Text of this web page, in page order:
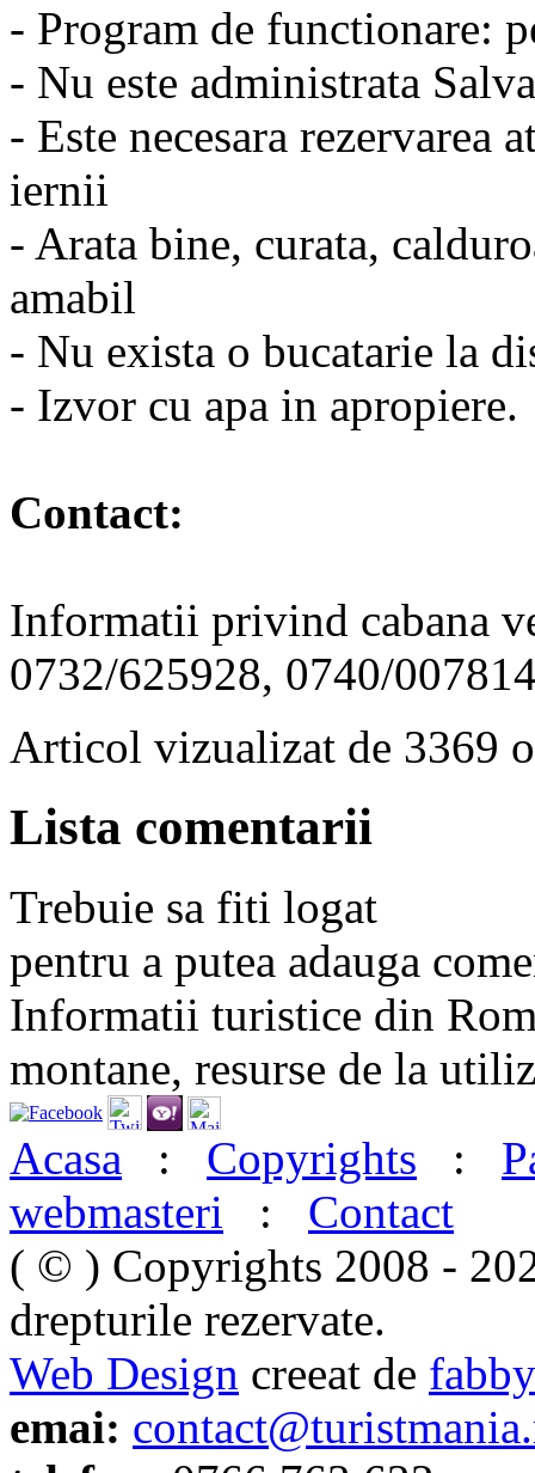
- Program de functionare:
- Nu este administrata
- Este necesara
iernii
- Arata bine, curata,
amabil
- Nu exista o bucatarie la
- Izvor cu apa in apropiere.
Contact:
Informatii privind cabana
0732/625928, 0740/
Articol vizualizat de 3369
Lista comentarii
Trebuie sa fiti logat
pentru a putea adauga
Informatii turistice din
montane, resurse de la
Acasa : Copyrights :
webmasteri : Contact
( © ) Copyrights 2008 -
drepturile rezervate.
Web Design creeat de
emai: